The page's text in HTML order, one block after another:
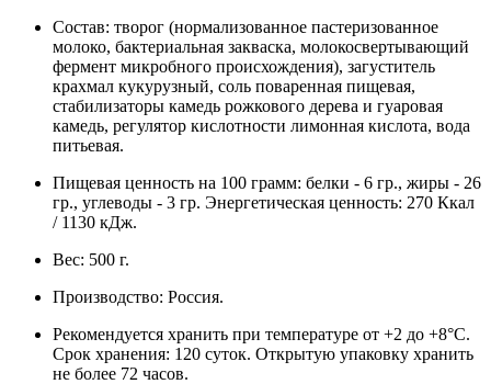
Состав: творог (нормализованное пастеризованное
молоко, бактериальная закваска, молокосвертывающий
фермент микробного происхождения), загуститель
крахмал кукурузный, соль поваренная пищевая,
стабилизаторы камедь рожкового дерева и гуаровая
камедь, регулятор кислотности лимонная кислота, вода
питьевая.
Пищевая ценность на 100 грамм: белки - 6 гр., жиры - 26
гр., углеводы - 3 гр. Энергетическая ценность: 270 Ккал
/ 1130 кДж.
Вес: 500 г.
Производство: Россия.
Рекомендуется хранить при температуре от +2 до +8°C.
Срок хранения: 120 суток. Открытую упаковку хранить
не более 72 часов.